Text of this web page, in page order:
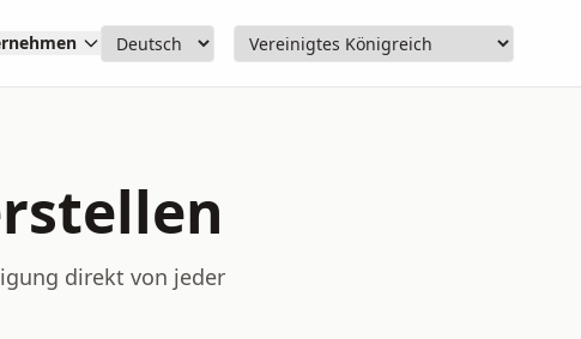
direkt von jeder